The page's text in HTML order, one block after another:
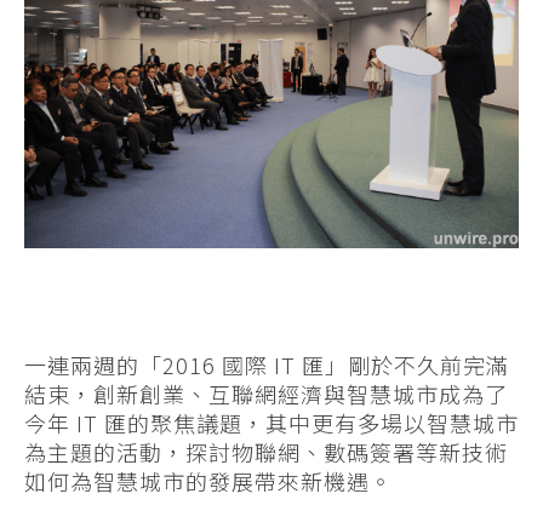
一連兩週的「2016 國際 IT 匯」剛於不久前完滿
結束，創新創業、互聯網經濟與智慧城市成為了
今年 IT 匯的聚焦議題，其中更有多場以智慧城市
為主題的活動，探討物聯網、數碼簽署等新技術
如何為智慧城市的發展帶來新機遇。